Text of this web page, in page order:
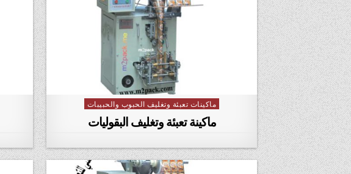
Posted in
ماكينات تعبئة وتغليف الحبوب والحبيبات
ماكينة تعبئة وتغليف البقوليات